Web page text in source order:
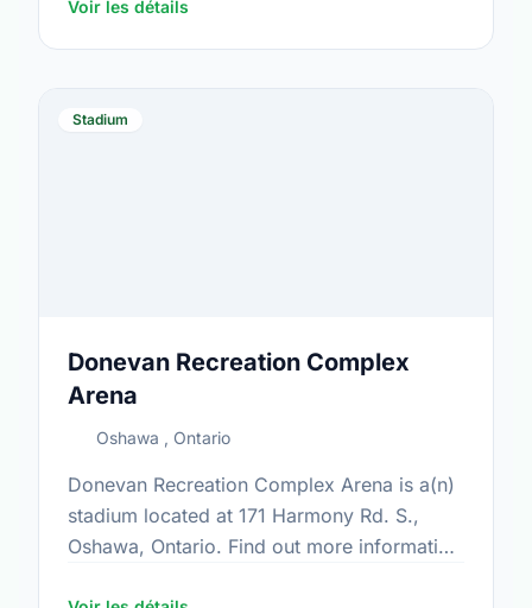
https://www.oshawa.ca/Modules/Facilities/
Voir les détails
Stadium
Donevan Recreation Complex
Arena
Oshawa , Ontario
Donevan Recreation Complex Arena is a(n)
stadium located at 171 Harmony Rd. S.,
Oshawa, Ontario. Find out more information